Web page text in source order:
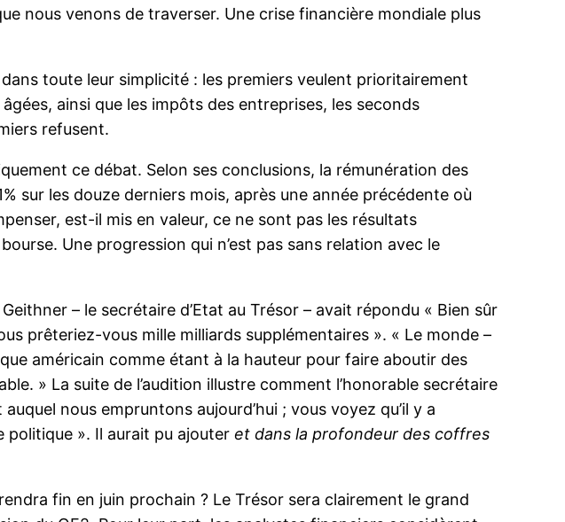
nous venons de traverser. Une crise financière mondiale plus
toute leur simplicité : les premiers veulent prioritairement
ainsi que les impôts des entreprises, les seconds
refusent.
ce débat. Selon ses conclusions, la rémunération des
sur les douze derniers mois, après une année précédente où
est-il mis en valeur, ce ne sont pas les résultats
Une progression qui n’est pas sans relation avec le
– le secrétaire d’Etat au Trésor – avait répondu « Bien sûr
prêteriez-vous mille milliards supplémentaires ». « Le monde –
américain comme étant à la hauteur pour faire aboutir des
» La suite de l’audition illustre comment l’honorable secrétaire
nous empruntons aujourd’hui ; vous voyez qu’il y a
politique ». Il aurait pu ajouteret dans la profondeur des coffres
fin en juin prochain ? Le Trésor sera clairement le grand